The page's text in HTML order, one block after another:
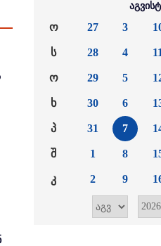
ო
ს
ო
ხ
პ
შ
კ
27
28
29
30
31
1
2
3
4
5
6
7
8
9
11